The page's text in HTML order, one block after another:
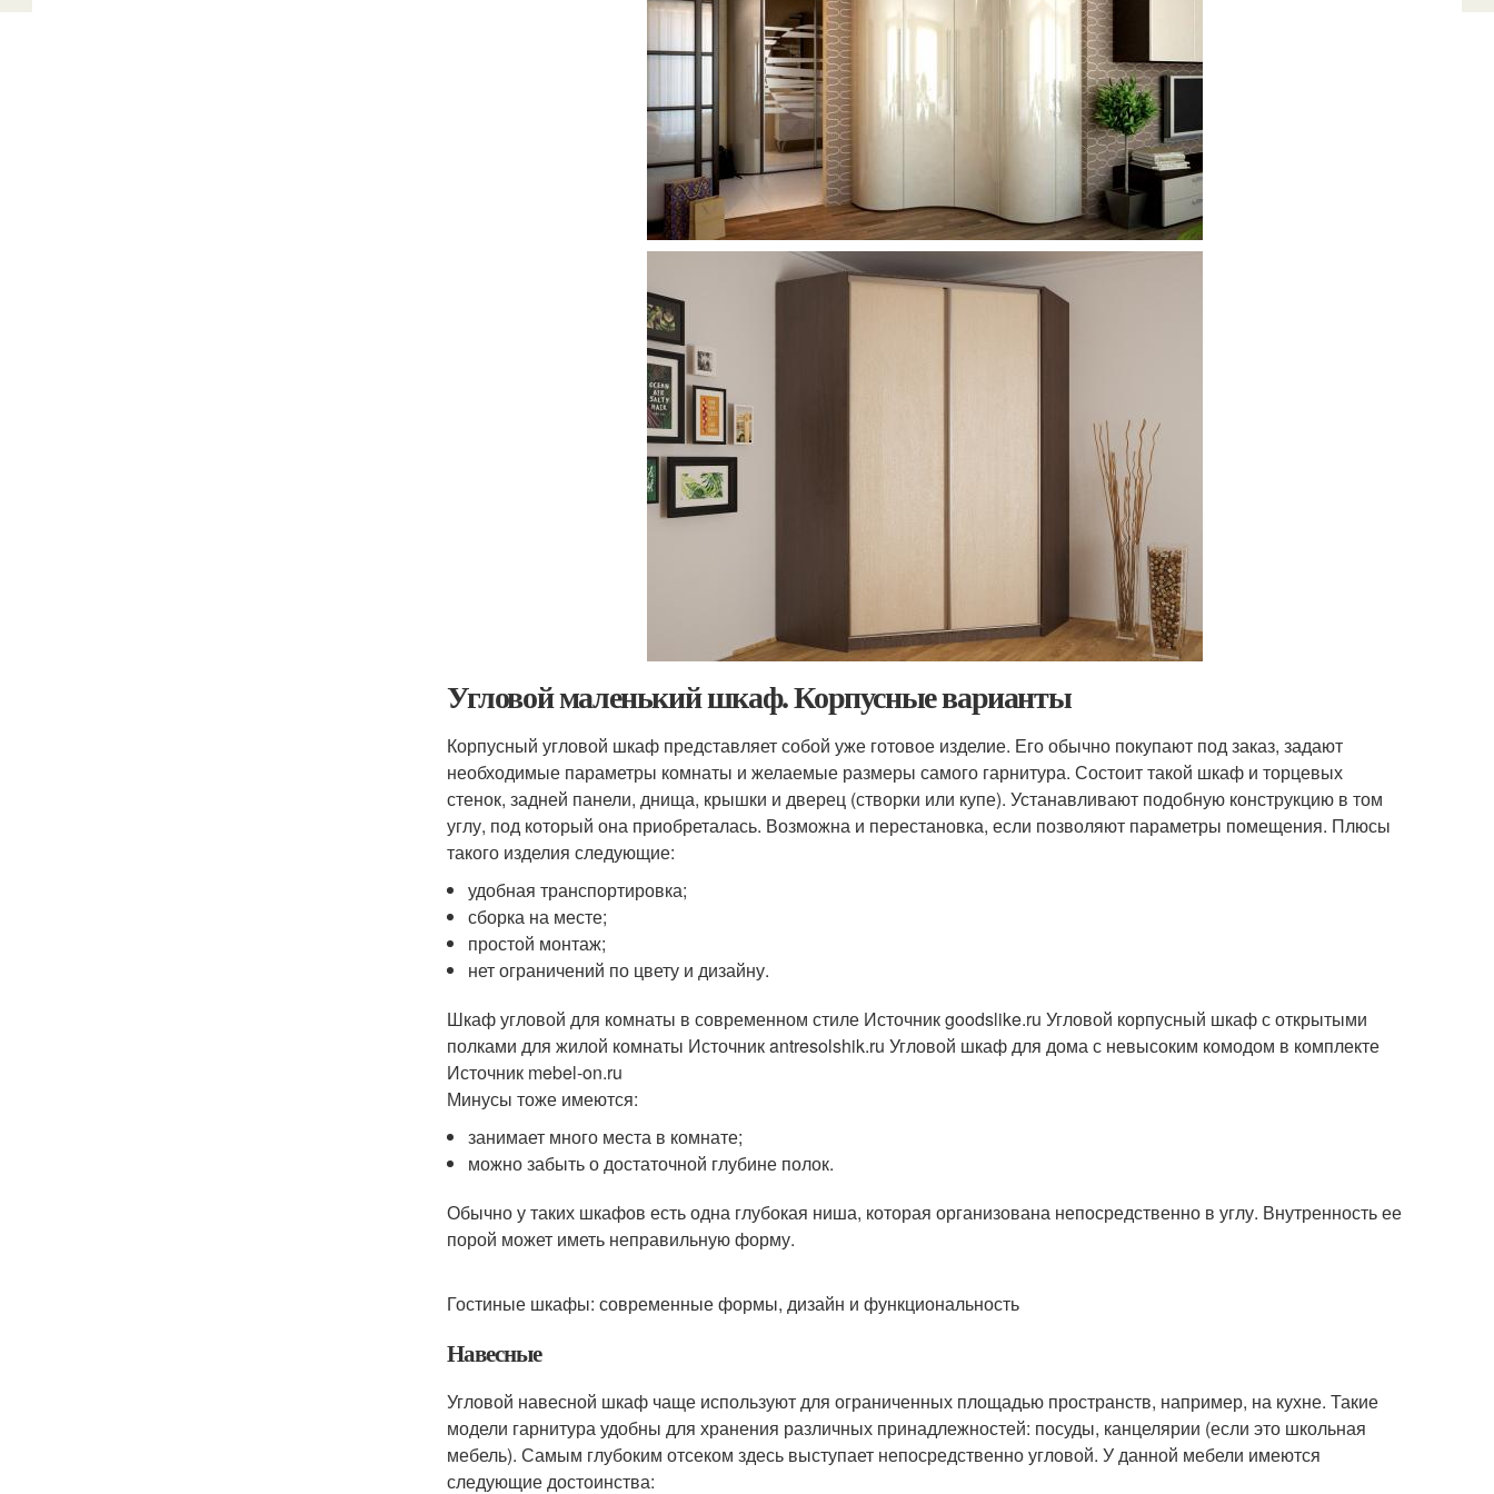
Угловой маленький шкаф. Корпусные варианты
Корпусный угловой шкаф представляет собой уже готовое изделие. Его обычно покупают под заказ, задают
необходимые параметры комнаты и желаемые размеры самого гарнитура. Состоит такой шкаф и торцевых
стенок, задней панели, днища, крышки и дверец (створки или купе). Устанавливают подобную конструкцию в том
углу, под который она приобреталась. Возможна и перестановка, если позволяют параметры помещения. Плюсы
такого изделия следующие:
удобная транспортировка;
сборка на месте;
простой монтаж;
нет ограничений по цвету и дизайну.
Шкаф угловой для комнаты в современном стиле Источник goodslike.ru Угловой корпусный шкаф с открытыми
полками для жилой комнаты Источник antresolshik.ru Угловой шкаф для дома с невысоким комодом в комплекте
Источник mebel-on.ru
Минусы тоже имеются:
занимает много места в комнате;
можно забыть о достаточной глубине полок.
Обычно у таких шкафов есть одна глубокая ниша, которая организована непосредственно в углу. Внутренность ее
порой может иметь неправильную форму.
Гостиные шкафы: современные формы, дизайн и функциональность
Навесные
Угловой навесной шкаф чаще используют для ограниченных площадью пространств, например, на кухне. Такие
модели гарнитура удобны для хранения различных принадлежностей: посуды, канцелярии (если это школьная
мебель). Самым глубоким отсеком здесь выступает непосредственно угловой. У данной мебели имеются
следующие достоинства: